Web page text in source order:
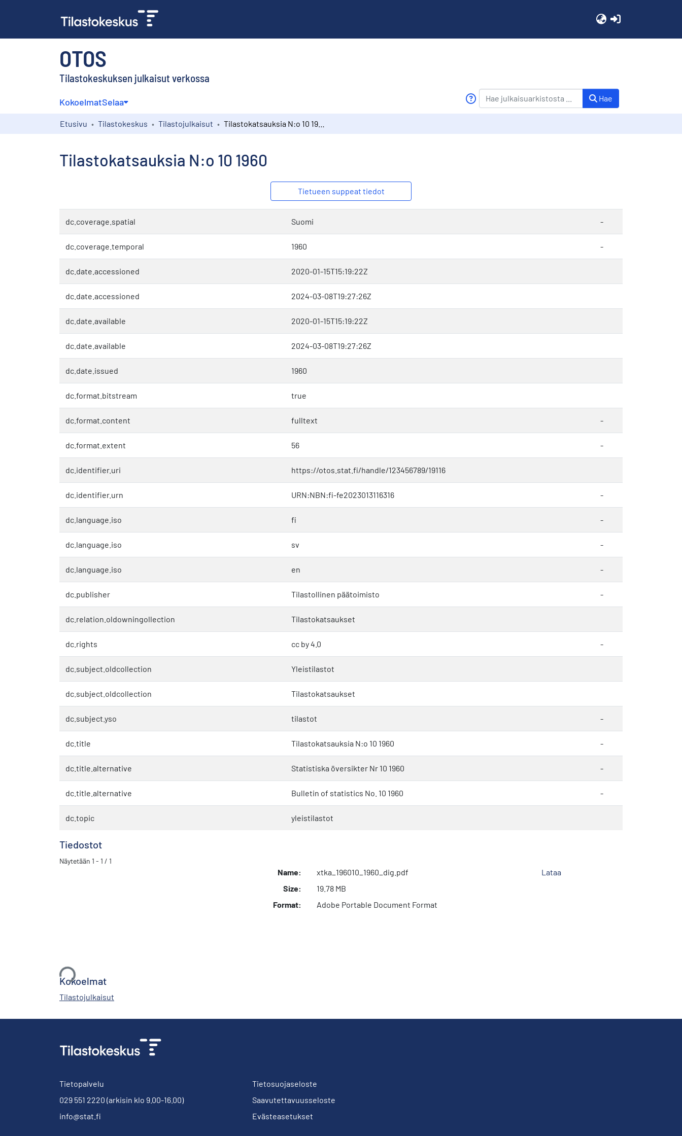
OTOS
Tilastokeskuksen julkaisut verkossa
KokoelmatSelaa Hae
Etusivu Tilastokeskus Tilastojulkaisut
Tilastokatsauksia N:o 10 1960
Tietueen suppeat tiedot
dc.coverage.spatial Suomi -
dc.coverage.temporal 1960 -
dc.date.accessioned 2020-01-15T15:19:22Z
dc.date.accessioned 2024-03-08T19:27:26Z
dc.date.available 2020-01-15T15:19:22Z
dc.date.available 2024-03-08T19:27:26Z
dc.date.issued 1960
dc.format.bitstream true
dc.format.content fulltext -
dc.format.extent 56 -
dc.identifier.uri https://otos.stat.fi/handle/123456789/19116
dc.identifier.urn URN:NBN:fi-fe2023013116316 -
dc.language.iso fi -
dc.language.iso sv -
dc.language.iso en -
dc.publisher Tilastollinen päätoimisto -
dc.relation.oldowningollection Tilastokatsaukset
dc.rights cc by 4.0 -
dc.subject.oldcollection Yleistilastot
dc.subject.oldcollection Tilastokatsaukset
dc.subject.yso tilastot -
dc.title Tilastokatsauksia N:o 10 1960 -
dc.title.alternative Statistiska översikter Nr 10 1960 -
dc.title.alternative Bulletin of statistics No. 10 1960 -
dc.topic yleistilastot
Tiedostot
Näytetään 1 - 1 / 1
Ladataan...
Name:
xtka_196010_1960_dig.pdf
Size:
19.78 MB
Format:
Adobe Portable Document Format
Lataa
Kokoelmat
Tilastojulkaisut
Tietopalvelu
029 551 2220 (arkisin klo 9.00-16.00)
info@stat.fi
Tietosuojaseloste
Saavutettavuusseloste
Evästeasetukset